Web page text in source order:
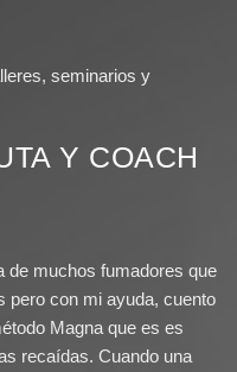
seminarios y
Y COACH
de muchos fumadores que
pero con mi ayuda, cuento
Magna que es es
recaídas. Cuando una